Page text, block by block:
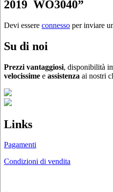
2019 WO3040”
Devi essere connesso per inviare
Su di noi
Prezzi vantaggiosi, disponibilità
velocissime e assistenza ai nostri
Links
Pagamenti
Condizioni di vendita